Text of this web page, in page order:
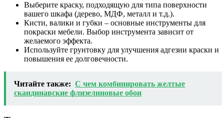
Выберите краску, подходящую для типа поверхности
вашего шкафа (дерево, МДФ, металл и т.д.).
Кисти, валики и губки – основные инструменты для
покраски мебели. Выбор инструмента зависит от
желаемого эффекта.
Используйте грунтовку для улучшения адгезии краски и
повышения ее долговечности.
Читайте также: С чем комбинировать желтые
скандинавские флизелиновые обои